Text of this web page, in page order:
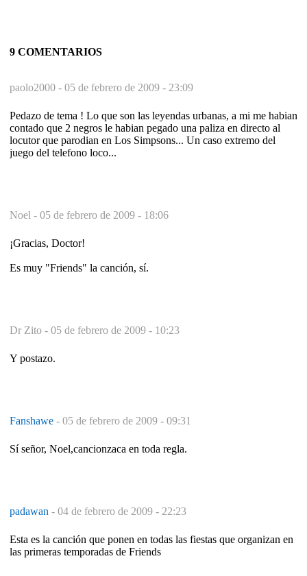
9 COMENTARIOS
paolo2000 - 05 de febrero de 2009 - 23:09
Pedazo de tema ! Lo que son las leyendas urbanas, a mi me habian
contado que 2 negros le habian pegado una paliza en directo al
locutor que parodian en Los Simpsons... Un caso extremo del
juego del telefono loco...
Noel - 05 de febrero de 2009 - 18:06
¡Gracias, Doctor!
Es muy "Friends" la canción, sí.
Dr Zito - 05 de febrero de 2009 - 10:23
Y postazo.
Fanshawe - 05 de febrero de 2009 - 09:31
Sí señor, Noel,cancionzaca en toda regla.
padawan - 04 de febrero de 2009 - 22:23
Esta es la canción que ponen en todas las fiestas que organizan en
las primeras temporadas de Friends